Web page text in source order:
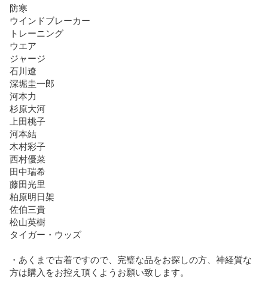
防寒
ウインドブレーカー
トレーニング
ウエア
ジャージ
石川遼
深堀圭一郎
河本力
杉原大河
上田桃子
河本結
木村彩子
西村優菜
田中瑞希
藤田光里
柏原明日架
佐伯三貴
松山英樹
タイガー・ウッズ
・あくまで古着ですので、完璧な品をお探しの方、神経質な
方は購入をお控え頂くようお願い致します。